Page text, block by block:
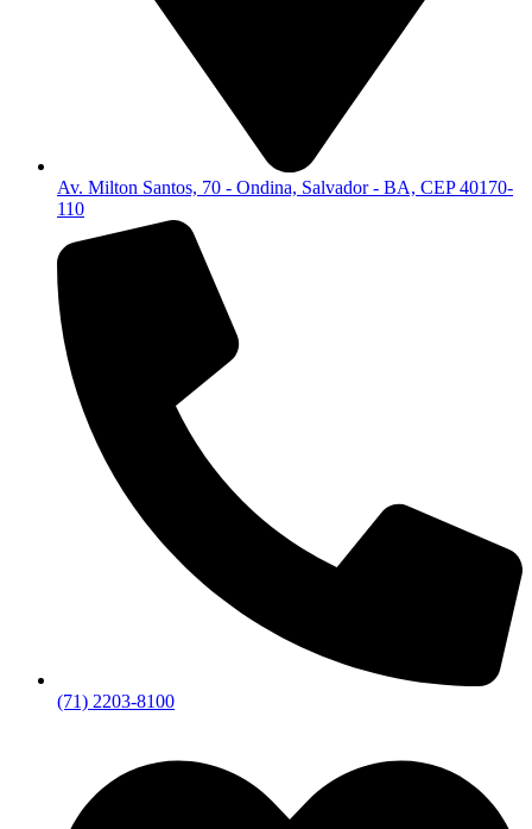
Av. Milton Santos, 70 - Ondina, Salvador - BA, CEP 40170-
110
(71) 2203-8100